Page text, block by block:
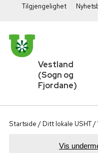
Tilgjengelighet
Vestland
(Sogn og
Fjordane)
Startside / Ditt lokale USHT/
Vis